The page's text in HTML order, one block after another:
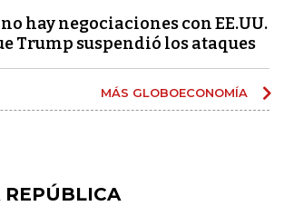
hay negociaciones con EE.UU.
Trump suspendió los ataques
MÁS GLOBOECONOMÍA
REPÚBLICA